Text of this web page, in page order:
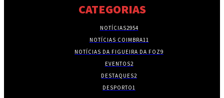
CATEGORIAS
NOTÍCIAS2954
NOTÍCIAS COIMBRA11
NOTÍCIAS DA FIGUEIRA DA FOZ9
EVENTOS2
DESTAQUES2
DESPORTO1